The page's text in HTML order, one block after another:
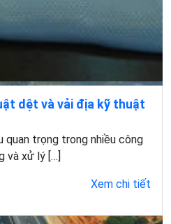
dệt và vải địa kỹ thuật
quan trọng trong nhiều công
và xử lý […]
Xem chi tiết